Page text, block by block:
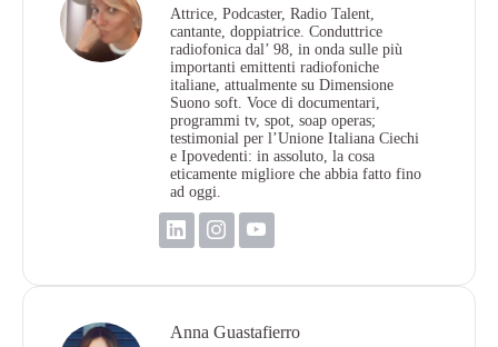
Attrice, Podcaster, Radio Talent,
cantante, doppiatrice. Conduttrice
radiofonica dal’ 98, in onda sulle più
importanti emittenti radiofoniche
italiane, attualmente su Dimensione
Suono soft. Voce di documentari,
programmi tv, spot, soap operas;
testimonial per l’Unione Italiana Ciechi
e Ipovedenti: in assoluto, la cosa
eticamente migliore che abbia fatto fino
ad oggi.
Anna Guastafierro